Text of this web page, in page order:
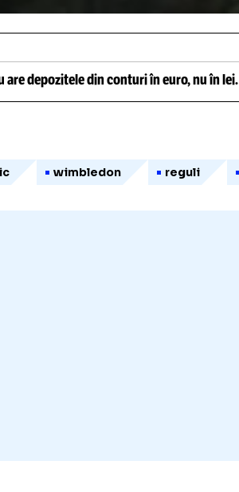
are depozitele din conturi în euro, nu în
wimbledon reguli